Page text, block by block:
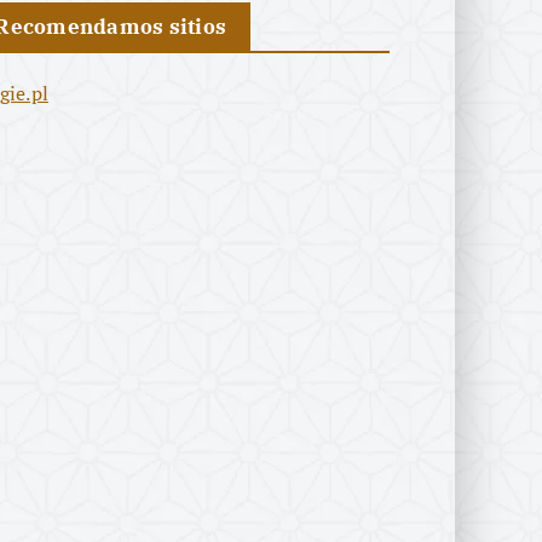
sitios